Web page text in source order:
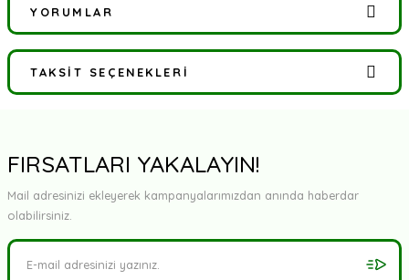
YORUMLAR
Bu ürüne ilk yorumu siz yapın!
TAKSIT SEÇENEKLERI
FIRSATLARI YAKALAYIN!
Mail adresinizi ekleyerek kampanyalarımızdan anında haberdar
olabilirsiniz.